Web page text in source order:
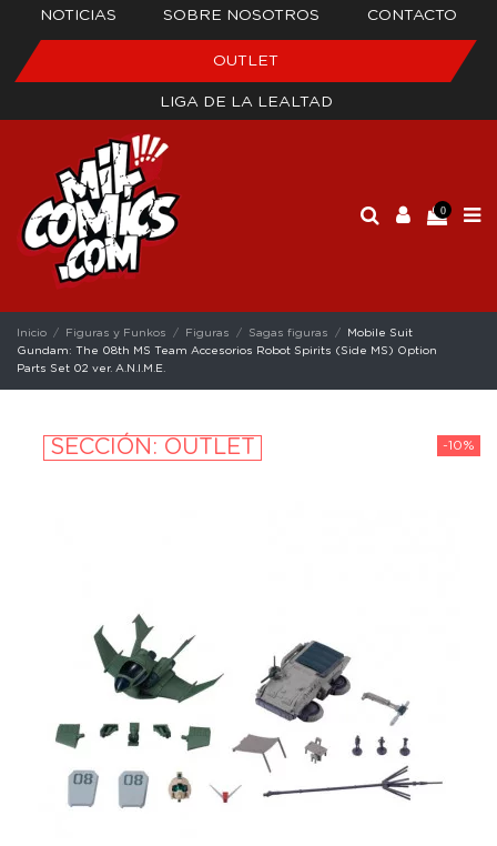
NOTICIAS SOBRE NOSOTROS CONTACTO
OUTLET
LIGA DE LA LEALTAD
0
Inicio Figuras y Funkos Figuras Sagas figuras
Mobile Suit
Gundam: The 08th MS Team Accesorios Robot Spirits (Side MS) Option
Parts Set 02 ver. A.N.I.M.E.
-10%
SECCIÓN: OUTLET